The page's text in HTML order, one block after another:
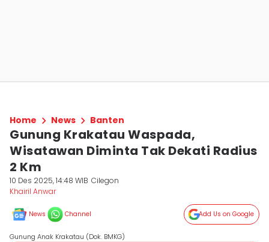
Home News Banten
Gunung Krakatau Waspada,
Wisatawan Diminta Tak Dekati Radius
2 Km
10 Des 2025, 14:48 WIB Cilegon
Khairil Anwar
News Channel Add Us on Google
Gunung Anak Krakatau (Dok. BMKG)